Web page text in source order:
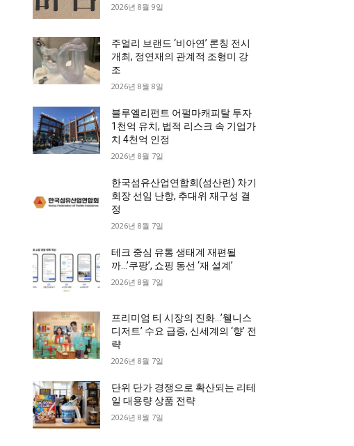
2026년 8월 9일
주얼리 브랜드 ‘비아연’ 론칭 전시
개최, 정연재의 관계적 조형미 강
조
2026년 8월 8일
블루엘리펀트 어펄마캐피탈 투자
1천억 유치, 법적 리스크 속 기업가
치 4천억 인정
2026년 8월 7일
한국섬유산업연합회(섬산련) 차기
회장 선임 난항, 추대위 재구성 결
정
2026년 8월 7일
테크 중심 유통 생태계 재편될
까…’쿠팡’, 쇼핑 동선 ‘재 설계’
2026년 8월 7일
프리미엄 티 시장의 진화…’웰니스
디저트’ 수요 급증, 신세계의 ‘향’ 전
략
2026년 8월 7일
단위 단가 경쟁으로 확산되는 리테
일 대용량 상품 전략
2026년 8월 7일